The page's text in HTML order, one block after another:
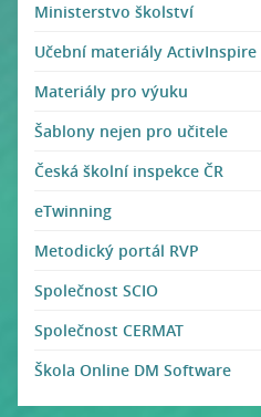
Ministerstvo školství
Učební materiály ActivInspire
Materiály pro výuku
Šablony nejen pro učitele
Česká školní inspekce ČR
eTwinning
Metodický portál RVP
Společnost SCIO
Společnost CERMAT
Škola Online DM Software